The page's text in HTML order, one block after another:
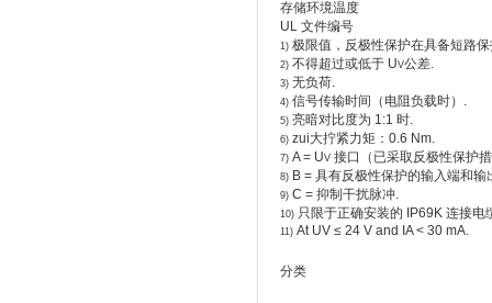
存储环境温度
UL 文件编号
1) 极限值，反极性保护在具备短路
2) 不得超过或低于 UV公差.
3) 无负荷.
4) 信号传输时间（电阻负载时）.
5) 亮暗对比度为 1:1 时.
6) zui大拧紧力矩：0.6 Nm.
7) A = UV 接口（已采取反极性保护
8) B = 具有反极性保护的输入端和输
9) C = 抑制干扰脉冲.
10) 只限于正确安装的 IP69K 连接电
11) At UV ≤ 24 V and IA < 30 mA.
分类